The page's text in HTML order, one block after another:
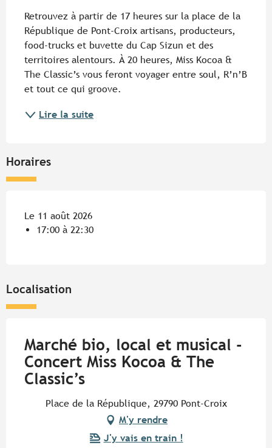
Retrouvez à partir de 17 heures sur la place de la
République de Pont-Croix artisans, producteurs,
food-trucks et buvette du Cap Sizun et des
territoires alentours. À 20 heures, Miss Kocoa &
The Classic’s vous feront voyager entre soul, R’n’B
et tout ce qui groove.
Lire la suite
Horaires
Le 11 août 2026
17:00 à 22:30
Localisation
Marché bio, local et musical -
Concert Miss Kocoa & The
Classic’s
Place de la République, 29790 Pont-Croix
M'y rendre
J'y vais en train !